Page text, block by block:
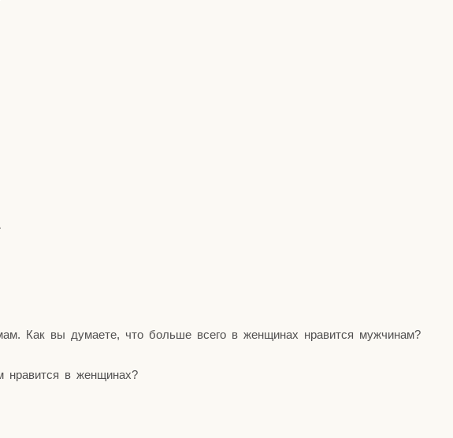
Как вы дума­е­те, что боль­ше все­го в жен­щи­нах нра­вит­ся мужчинам?
нра­вит­ся в женщинах?